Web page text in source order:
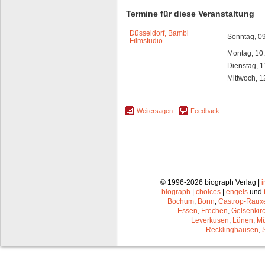
Termine für diese Veranstaltung
Düsseldorf, Bambi
Filmstudio
Sonntag,
Montag,
Dienstag,
Mittwoch,
Weitersagen Feedback
© 1996-2026 biograph Verlag |
biograph | choices | engels und
Bochum Bonn Castrop-
Essen Frechen
Leverkusen Lünen
Recklinghausen